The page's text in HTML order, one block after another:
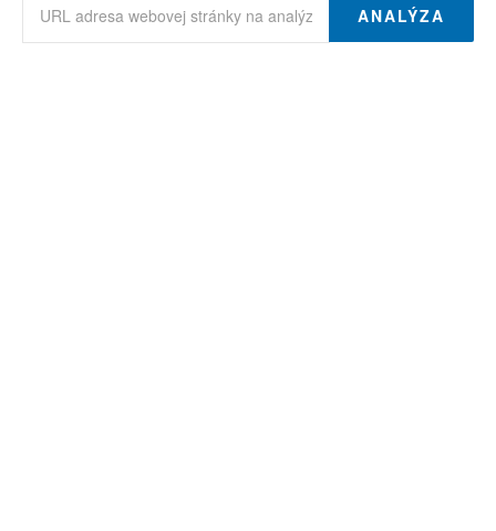
ANALÝZA